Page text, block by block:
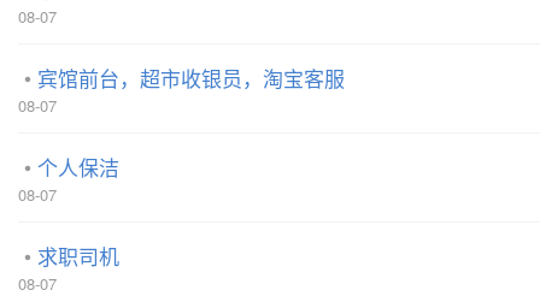
08-07
宾馆前台，超市收银员，淘宝客服
08-07
个人保洁
08-07
求职司机
08-07